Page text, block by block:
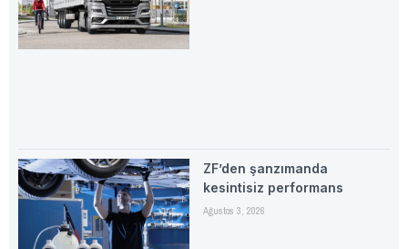
ZF’den şanzımanda
kesintisiz performans
Ağustos 3, 2026